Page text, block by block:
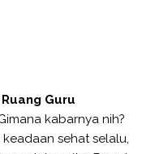
Guru
kabarnya nih?
sehat selalu,